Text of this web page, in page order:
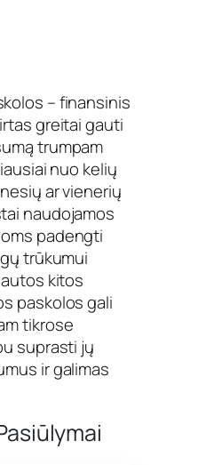
– finansinis
greitai gauti
trumpam
nuo kelių
ar vienerių
naudojamos
padengti
trūkumui
kitos
paskolos gali
tikrose
suprasti jų
ir galimas